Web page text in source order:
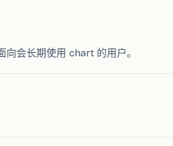
会长期使用 chart 的用户。